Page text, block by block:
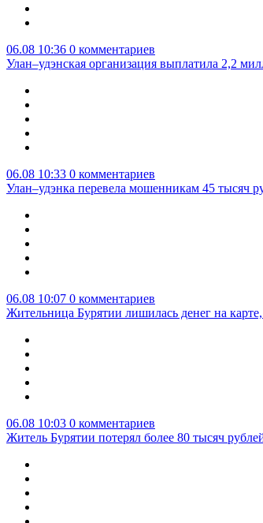
06.08 10:36 0 комментариев
Улан–удэнская организация выплатила 2,2
06.08 10:33 0 комментариев
Улан–удэнка перевела мошенникам 45 тысяч
06.08 10:07 0 комментариев
Жительница Бурятии лишилась денег на
06.08 10:03 0 комментариев
Житель Бурятии потерял более 80 тысяч